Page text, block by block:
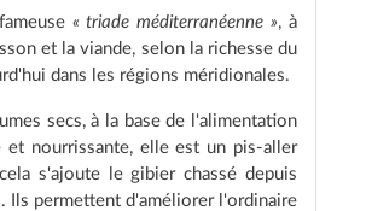
« triade méditerranéenne », à
et la viande, selon la richesse du
dans les régions méridionales.
secs, à la base de l'alimentation
et nourrissante, elle est un pis-aller
s'ajoute le gibier chassé depuis
Ils permettent d'améliorer l'ordinaire